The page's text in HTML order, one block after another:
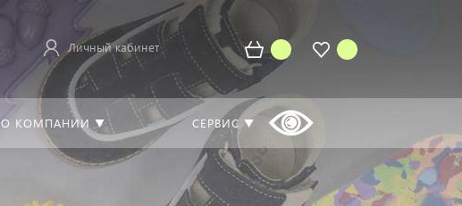
Личный кабинет
О КОМПАНИИ ▼ СЕРВИС ▼